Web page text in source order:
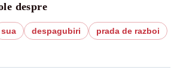
despre
sua despagubiri
prada de razboi